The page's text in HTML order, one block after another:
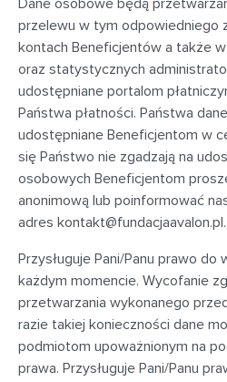
Dane osobowe będą
przelewu w tym odpowiedniego
kontach Beneficjentów a także
oraz statystycznych
udostępniane portalom
Państwa płatności. Państwa
udostępniane Beneficjentom w
się Państwo nie zgadzają na
osobowych Beneficjentom
anonimową lub poinformować
adres kontakt@fundacjaavalon.pl.
Przysługuje Pani/Panu prawo
każdym momencie. Wycofanie
przetwarzania wykonanego
razie takiej konieczności dane
podmiotom upoważnionym na
prawa. Przysługuje Pani/Panu